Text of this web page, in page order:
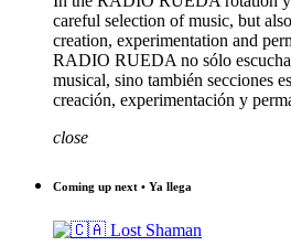
careful selection of music, but
creation, experimentation and
RADIO RUEDA no sólo
musical, sino también secciones
creación, experimentación y
close
Coming up next • Ya llega